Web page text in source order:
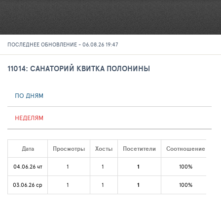
ПОСЛЕДНЕЕ ОБНОВЛЕНИЕ - 06.08.26 19:47
11014: САНАТОРИЙ КВИТКА ПОЛОНИНЫ
ПО ДНЯМ
НЕДЕЛЯМ
Дата Просмотры Хосты Посетители Соотношение
04.06.26 чт 1 1 1 100%
03.06.26 ср 1 1 1 100%